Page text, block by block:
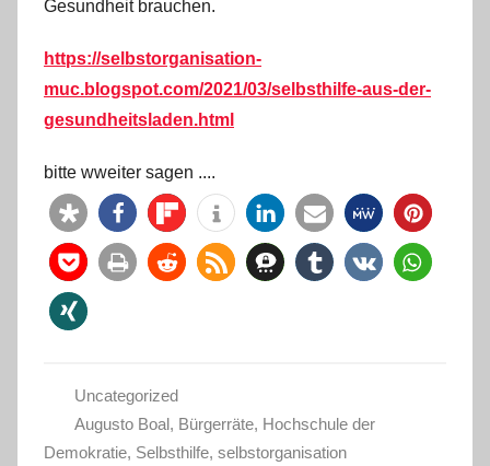
Gesundheit brauchen.
https://selbstorganisation-
muc.blogspot.com/2021/03/selbsthilfe-aus-der-
gesundheitsladen.html
bitte wweiter sagen ....
Uncategorized
Augusto Boal, Bürgerräte, Hochschule der
Demokratie, Selbsthilfe, selbstorganisation